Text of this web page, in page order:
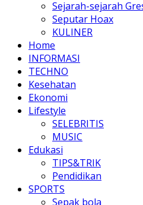
Sejarah-sejarah
Seputar Hoax
KULINER
Home
INFORMASI
TECHNO
Kesehatan
Ekonomi
Lifestyle
SELEBRITIS
MUSIC
Edukasi
TIPS&TRIK
Pendidikan
SPORTS
Sepak bola